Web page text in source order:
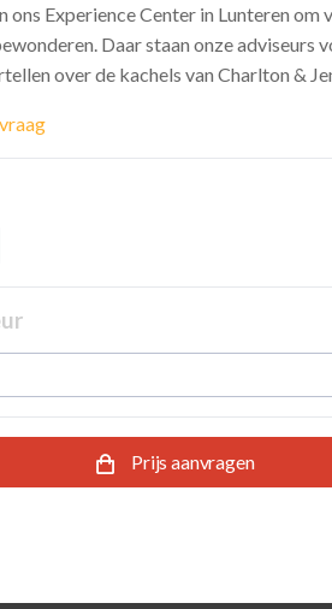
ons Experience Center in Lunteren om
Daar staan onze adviseurs
over de kachels van Charlton &
Prijs aanvragen